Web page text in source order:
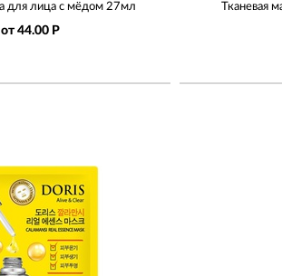
для лица с мёдом 27мл
от 44.00 Р
Тканевая